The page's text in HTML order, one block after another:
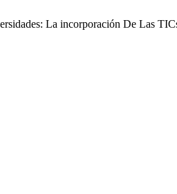
La incorporación De Las